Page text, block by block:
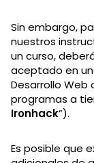
Sin embargo,
nuestros
un curso,
aceptado en
Desarrollo Web
programas a
Ironhack”).
Es posible que